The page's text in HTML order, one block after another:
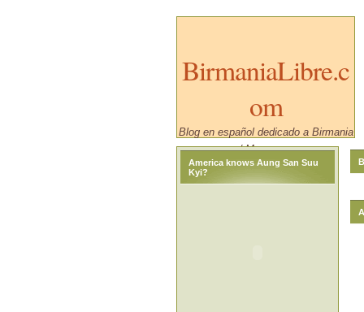
BirmaniaLibre.c
om
Blog en español dedicado a Birmania
/ Myanmar.
America knows Aung San Suu
Kyi?